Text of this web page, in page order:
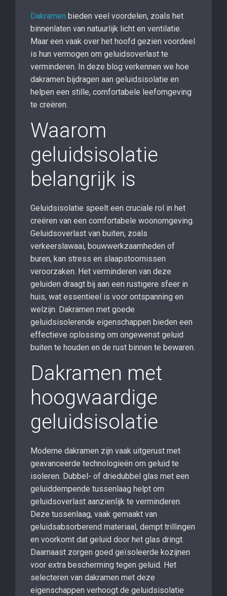
Dakramen bieden veel voordelen, zoals het
binnenlaten van natuurlijk licht en ventilatie.
Maar een vaak over het hoofd gezien voordeel
is hun vermogen om geluidsoverlast te
verminderen. In deze blog verkennen we hoe
dakramen bijdragen aan geluidsisolatie en
helpen een stille, comfortabele leefomgeving
te creëren.
Waarom
geluidsisolatie
belangrijk is
Geluidsisolatie speelt een cruciale rol in het
creëren van een comfortabele woonomgeving.
Geluidsoverlast van buiten, zoals
verkeerslawaai, bouwwerkzaamheden of
buren, kan stress en slaapstoornissen
veroorzaken. Het verminderen van deze
geluiden draagt bij aan een rustigere sfeer in
huis, wat essentieel is voor ontspanning en
welzijn. Dakramen met goede
geluidsisolerende eigenschappen bieden een
effectieve oplossing om ongewenst geluid
buiten te houden en de rust binnen te bewaren.
Dakramen met
hoogwaardige
geluidsisolatie
Moderne dakramen zijn vaak uitgerust met
geavanceerde technologieën om geluid te
isoleren. Dubbel- of driedubbel glas met een
geluiddempende tussenlaag helpt om
geluidsoverlast aanzienlijk te verminderen.
Deze tussenlaag, vaak gemaakt van
geluidsabsorberend materiaal, dempt trillingen
en voorkomt dat geluid door het glas dringt.
Daarnaast zorgen goed geïsoleerde kozijnen
voor extra bescherming tegen geluid. Het
selecteren van dakramen met deze
eigenschappen verhoogt de geluidsisolatie